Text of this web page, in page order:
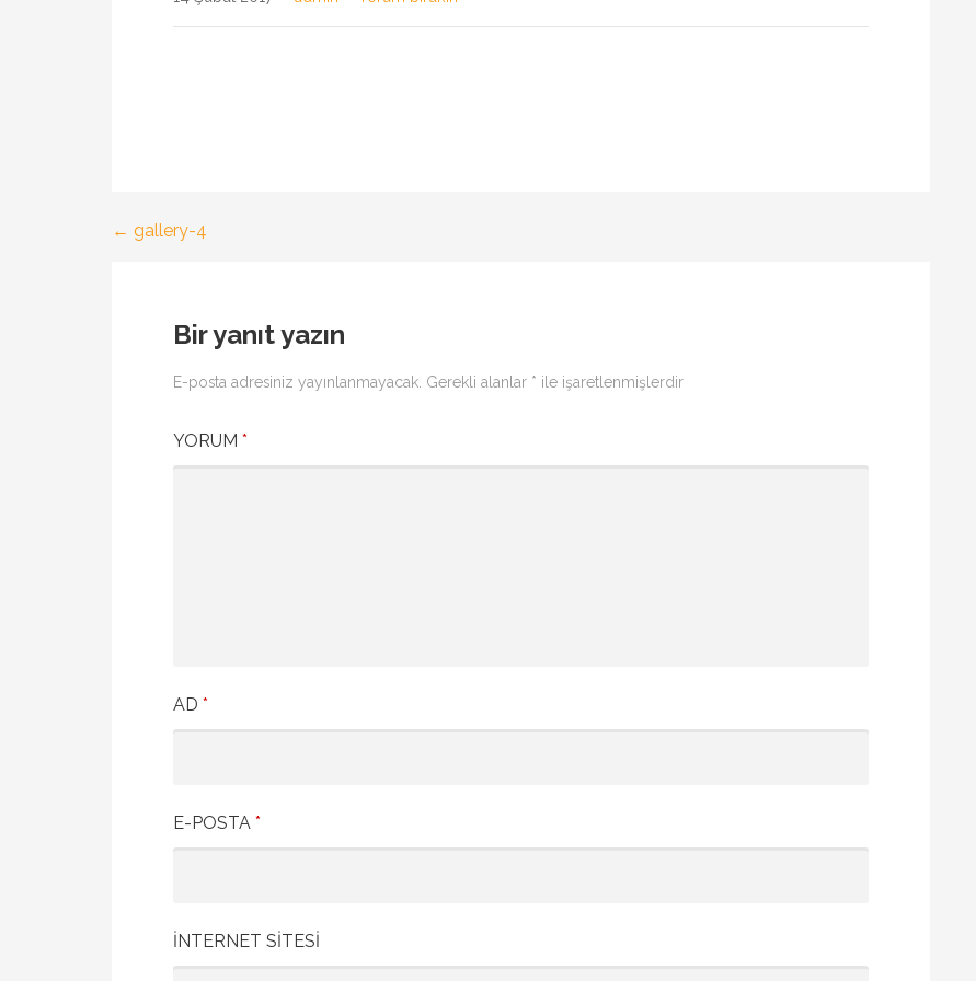
Yazı
← gallery-4
Bir yanıt yazın
E-posta adresiniz yayınlanmayacak. Gerekli alanlar * ile işaretlenmişlerdir
YORUM *
AD *
E-POSTA *
İNTERNET SITESI